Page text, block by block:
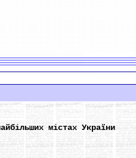
містах України